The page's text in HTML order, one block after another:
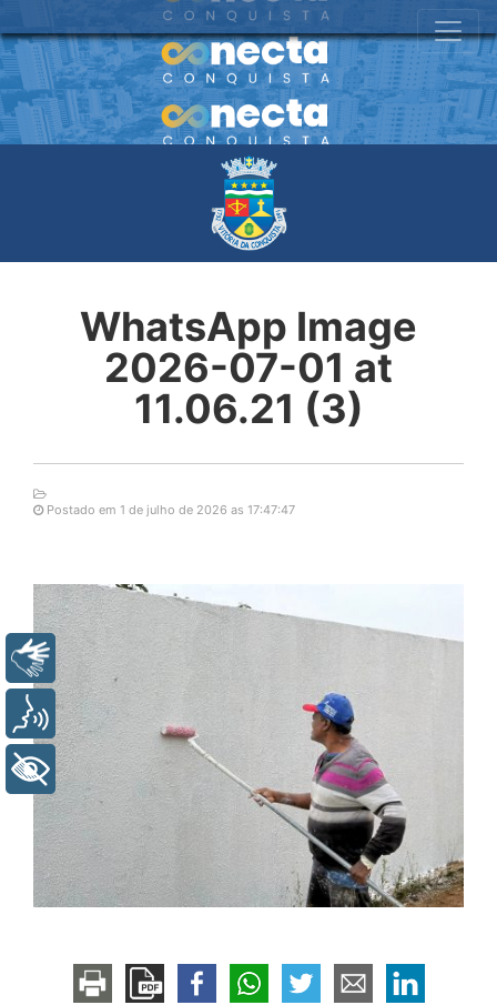
WhatsApp Image
2026-07-01 at
11.06.21 (3)
Postado em 1 de julho de 2026 as 17:47:47
Libras
Voz
+ Acessibilidade